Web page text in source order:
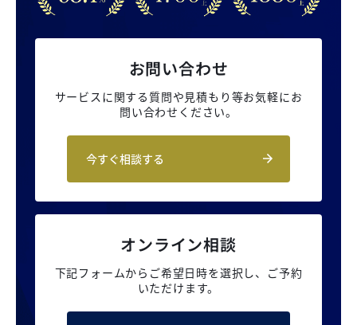
お問い合わせ
サービスに関する質問や見積もり等お気軽にお
問い合わせください。
今すぐ相談する
オンライン相談
下記フォームからご希望日時を選択し、 ご予約
いただけます。